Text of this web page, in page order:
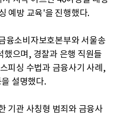
예방 교육'을 진행했다.
융소비자보호본부와 서울송
했으며, 경찰과 은행 직원들
피싱 수법과 금융사기 사례,
설명했다.
기관 사칭형 범죄와 금융사